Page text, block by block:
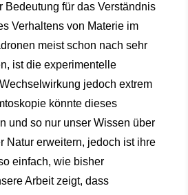
Bedeutung für das Verständnis
Verhaltens von Materie im
meist schon nach sehr
ist die experimentelle
jedoch extrem
könnte dieses
und so nur unser Wissen über
Natur erweitern, jedoch ist ihre
einfach, wie bisher
Arbeit zeigt, dass